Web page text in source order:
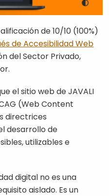
de 10/10 (100%)
de Accesibilidad Web
del Sector Privado,
el sitio web de JAVALI
(Web Content
directrices
desarrollo de
utilizables e
digital no es una
aislado. Es un